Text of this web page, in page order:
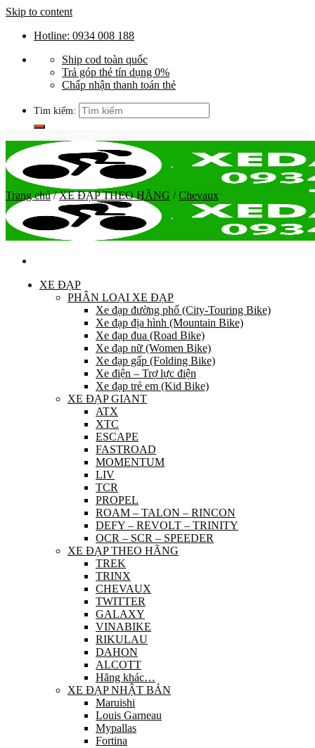
Skip to content
Hotline: 0934 008 188
Ship cod toàn quốc
Trả góp thẻ tín dụng 0%
Chấp nhận thanh toán thẻ
Tìm kiếm:
XE ĐẠP
PHÂN LOẠI XE ĐẠP
Xe đạp đường phố (City-Touring Bike)
Xe đạp địa hình (Mountain Bike)
Xe đạp đua (Road Bike)
Xe đạp nữ (Women Bike)
Xe đạp gấp (Folding Bike)
Xe điện – Trợ lực điện
Xe đạp trẻ em (Kid Bike)
XE ĐẠP GIANT
ATX
XTC
ESCAPE
FASTROAD
MOMENTUM
LIV
TCR
PROPEL
ROAM – TALON – RINCON
DEFY – REVOLT – TRINITY
OCR – SCR – SPEEDER
XE ĐẠP THEO HÃNG
TREK
TRINX
CHEVAUX
TWITTER
GALAXY
VINABIKE
RIKULAU
DAHON
ALCOTT
Hãng khác…
XE ĐẠP NHẬT BẢN
Maruishi
Louis Garneau
Mypallas
Fortina
Trang chủ / XE ĐẠP THEO HÃNG / Chevaux